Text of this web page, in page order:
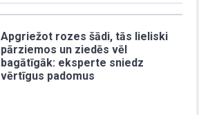
Apgriežot rozes šādi, tās lieliski
pārziemos un ziedēs vēl
bagātīgāk: eksperte sniedz
vērtīgus padomus